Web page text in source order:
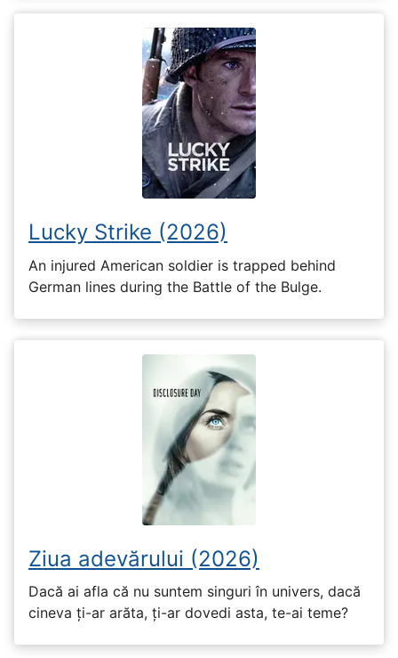
Lucky Strike (2026)
An injured American soldier is trapped behind
German lines during the Battle of the Bulge.
Ziua adevărului (2026)
Dacă ai afla că nu suntem singuri în univers, dacă
cineva ți-ar arăta, ți-ar dovedi asta, te-ai teme?